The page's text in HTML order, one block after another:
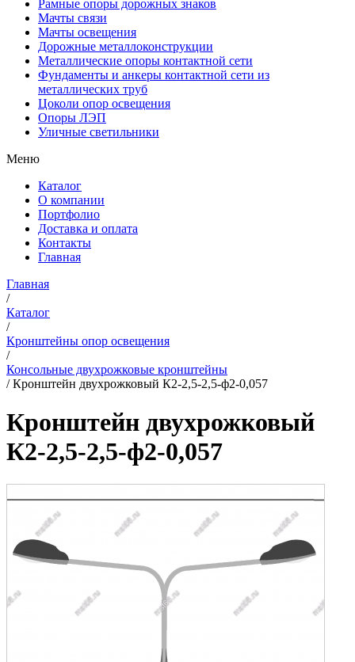
Рамные опоры дорожных знаков
Мачты связи
Мачты освещения
Дорожные металлоконструкции
Металлические опоры контактной сети
Фундаменты и анкеры контактной сети из
металлических труб
Цоколи опор освещения
Опоры ЛЭП
Уличные светильники
Меню
Каталог
О компании
Портфолио
Доставка и оплата
Контакты
Главная
Главная
/
Каталог
/
Кронштейны опор освещения
/
Консольные двухрожковые кронштейны
/Кронштейн двухрожковый К2-2,5-2,5-ф2-0,057
Кронштейн двухрожковый
К2-2,5-2,5-ф2-0,057